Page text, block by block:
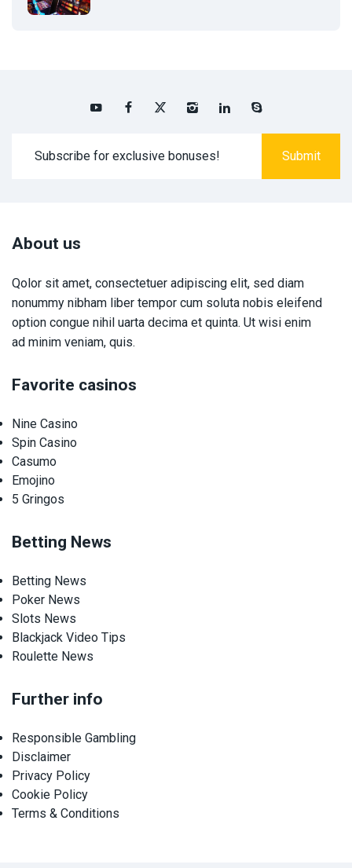
About us
Qolor sit amet, consectetuer adipiscing elit, sed diam
nonummy nibham liber tempor cum soluta nobis eleifend
option congue nihil uarta decima et quinta. Ut wisi enim
ad minim veniam, quis.
Favorite casinos
Nine Casino
Spin Casino
Casumo
Emojino
5 Gringos
Betting News
Betting News
Poker News
Slots News
Blackjack Video Tips
Roulette News
Further info
Responsible Gambling
Disclaimer
Privacy Policy
Cookie Policy
Terms & Conditions